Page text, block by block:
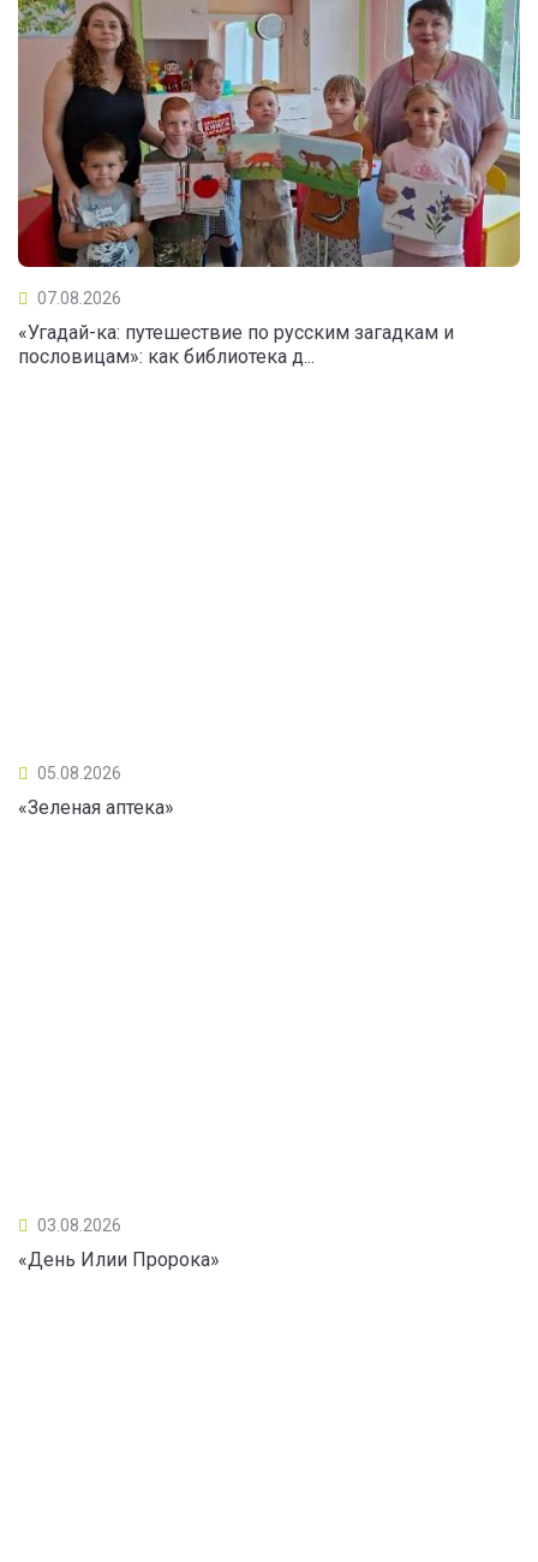
07.08.2026
«Угадай-ка: путешествие по русским загадкам и
пословицам»: как библиотека д...
05.08.2026
«Зеленая аптека»
03.08.2026
«День Илии Пророка»